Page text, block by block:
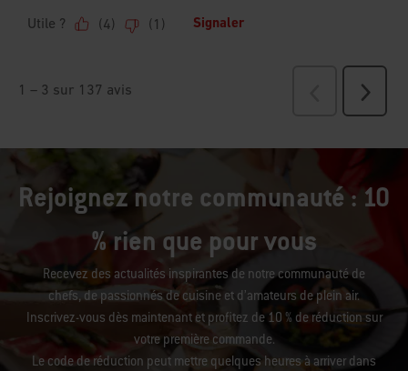
Rejoignez notre communauté : 10
% rien que pour vous
Recevez des actualités inspirantes de notre communauté de
chefs, de passionnés de cuisine et d’amateurs de plein air.
Inscrivez-vous dès maintenant et profitez de 10 % de réduction sur
votre première commande.
Le code de réduction peut mettre quelques heures à arriver dans